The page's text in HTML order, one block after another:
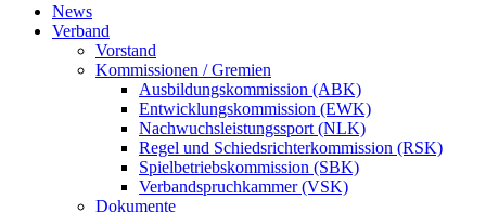
News
Verband
Vorstand
Kommissionen / Gremien
Ausbildungskommission (ABK)
Entwicklungskommission (EWK)
Nachwuchsleistungssport (NLK)
Regel und Schiedsrichterkommission (RSK)
Spielbetriebskommission (SBK)
Verbandspruchkammer (VSK)
Dokumente